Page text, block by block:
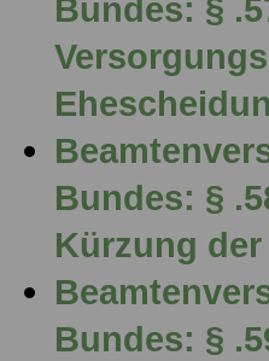
Bundes: §
Bundes: §
Kürzung
Bundes: §